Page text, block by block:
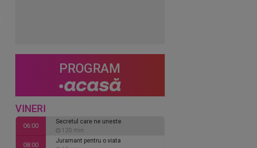
PROGRAM
VINERI
06:00
Secretul care ne uneste
120 min
08:00
Juramant pentru o viata